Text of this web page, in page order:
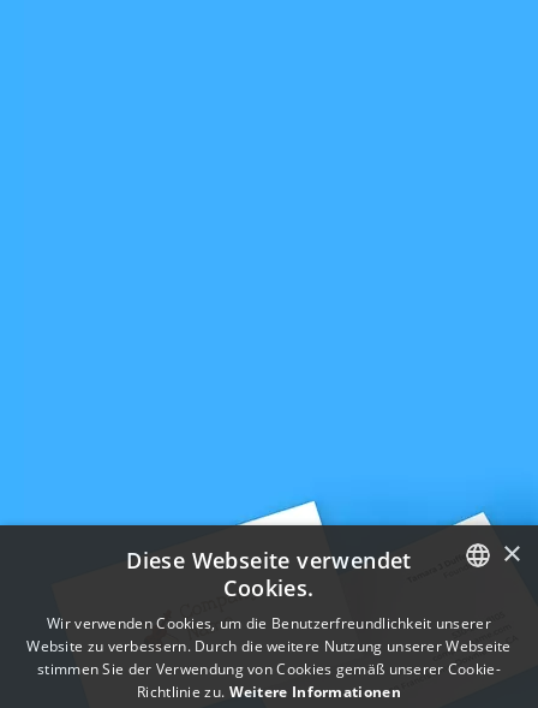
ENGLISH
FRENCH
×
Diese Webseite verwendet
Cookies.
Wir verwenden Cookies, um die Benutzerfreundlichkeit unserer
Website zu verbessern. Durch die weitere Nutzung unserer Webseite
stimmen Sie der Verwendung von Cookies gemäß unserer Cookie-
Richtlinie zu. Weitere Informationen